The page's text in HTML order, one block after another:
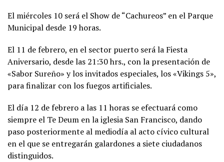
El miércoles 10 será el Show de “Cachureos” en el Parque
Municipal desde 19 horas.
El 11 de febrero, en el sector puerto será la Fiesta
Aniversario, desde las 21:30 hrs., con la presentación de
«Sabor Sureño» y los invitados especiales, los «Vikings 5»,
para finalizar con los fuegos artificiales.
El día 12 de febrero a las 11 horas se efectuará como
siempre el Te Deum en la iglesia San Francisco, dando
paso posteriormente al mediodía al acto cívico cultural
en el que se entregarán galardones a siete ciudadanos
distinguidos.